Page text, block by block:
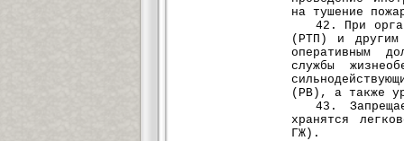
на тушение
42. При
(РТП) и другим
оперативным
службы
(РВ), а также
43.
хранятся
ГЖ).